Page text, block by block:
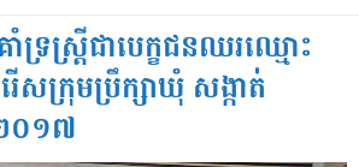
ាំទ្រស្រ្តីជាបេក្ខជនឈរឈ្មោះ
ើសក្រុមប្រឹក្សាឃុំ សង្កាត់
០១៧